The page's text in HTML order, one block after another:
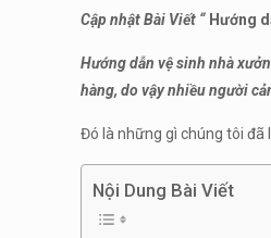
Cập nhật Bài Viết “ Hướng
Hướng dẫn vệ sinh nhà
hàng, do vậy nhiều người
Đó là những gì chúng tôi đã
Nội Dung Bài Viết